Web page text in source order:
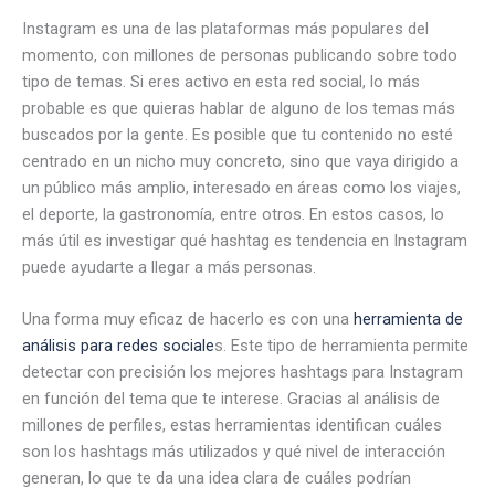
Instagram es una de las plataformas más populares del
momento, con millones de personas publicando sobre todo
tipo de temas. Si eres activo en esta red social, lo más
probable es que quieras hablar de alguno de los temas más
buscados por la gente. Es posible que tu contenido no esté
centrado en un nicho muy concreto, sino que vaya dirigido a
un público más amplio, interesado en áreas como los viajes,
el deporte, la gastronomía, entre otros. En estos casos, lo
más útil es investigar qué hashtag es tendencia en Instagram
puede ayudarte a llegar a más personas.
Una forma muy eficaz de hacerlo es con una herramienta de
análisis para redes sociales. Este tipo de herramienta permite
detectar con precisión los mejores hashtags para Instagram
en función del tema que te interese. Gracias al análisis de
millones de perfiles, estas herramientas identifican cuáles
son los hashtags más utilizados y qué nivel de interacción
generan, lo que te da una idea clara de cuáles podrían